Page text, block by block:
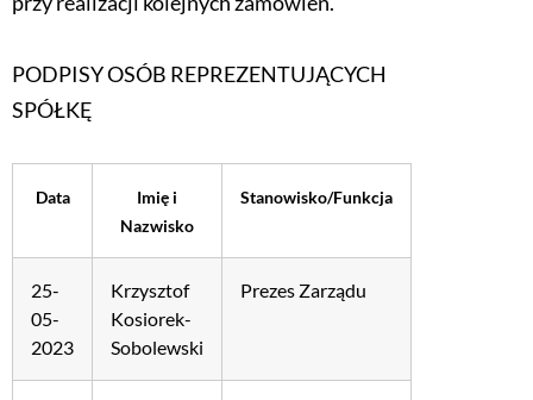
PODPISY OSÓB REPREZENTUJĄCYCH
SPÓŁKĘ
Data
Imię i
Nazwisko
Stanowisko/Funkcja
25-
05-
2023
Krzysztof
Kosiorek-
Sobolewski
Prezes Zarządu